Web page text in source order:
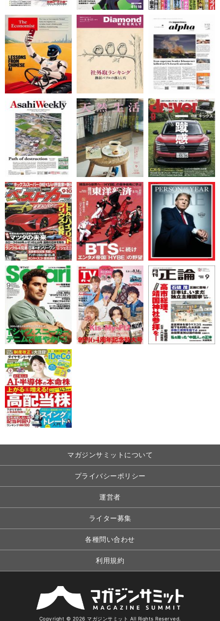
マガジンサミットについて
プライバシーポリシー
運営者
ライター募集
各種問い合わせ
利用規約
Copyright © 2026 マガジンサミット All Rights Reserved.